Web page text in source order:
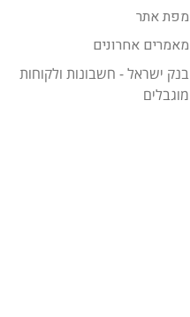
מפת אתר
מאמרים אחרונים
בנק ישראל - חשבונות ולקוחות
מוגבלים